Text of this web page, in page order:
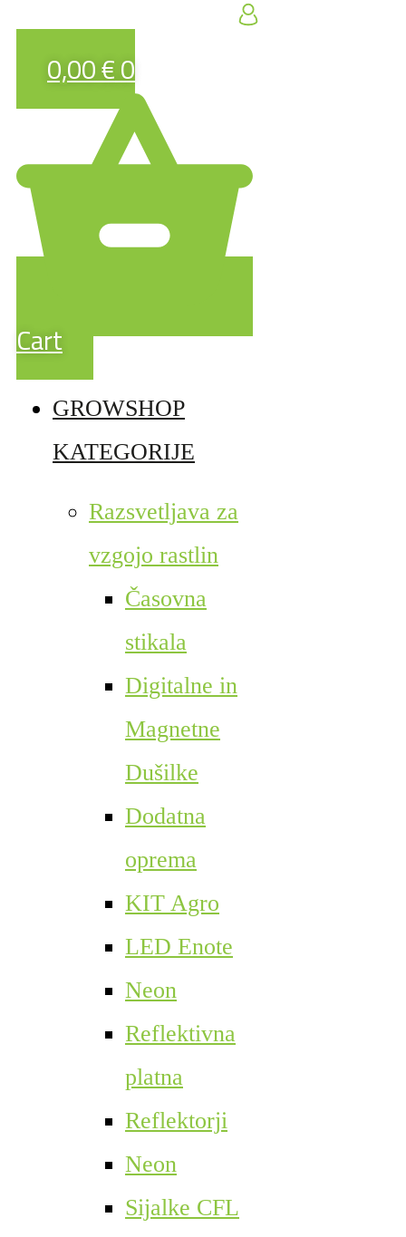
0,00€0
Cart
GROWSHOP
KATEGORIJE
Razsvetljava za
vzgojo rastlin
Časovna
stikala
Digitalne in
Magnetne
Dušilke
Dodatna
oprema
KIT Agro
LED Enote
Neon
Reflektivna
platna
Reflektorji
Neon
Sijalke CFL